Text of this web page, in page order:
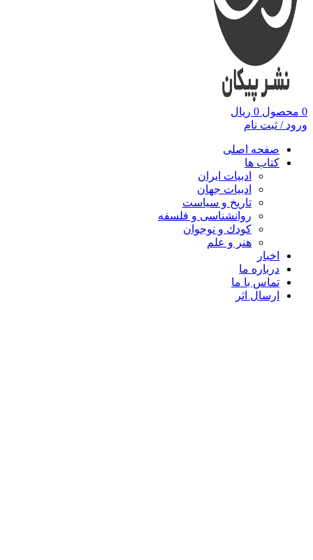
0 محصول 0 ریال
ورود / ثبت نام
صفحه اصلی
کتاب ها
ادبیات ایران
ادبیات جهان
تاریخ و سیاست
روانشناسی و فلسفه
کودك و نوجوان
هنر و علم
اخبار
درباره ما
تماس با ما
ارسال اثر